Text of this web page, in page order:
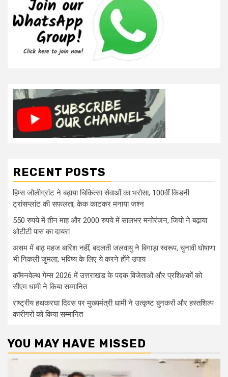
RECENT POSTS
हिम्स जौलीग्रांट ने बढ़ाया चिकित्सा सेवाओं का भरोसा, 100वीं किडनी
ट्रांसप्लांट की सफलता, केक काटकर मनाया जश्न
550 रुपये में तीन माह और 2000 रुपये में सालभर मनोरंजन, जियो ने बढ़ाया
ओटीटी पास का दायरा
असम में बाढ़ महज बारिश नहीं, बदलती जलवायु ने बिगाड़ा स्वरूप, चुनावी घोषाणा
भी निकली जुमला, भविष्य के लिए ये करने होंगे उपाय
कॉमनवेल्थ गेम्स 2026 में उत्तराखंड के पदक विजेताओं और प्रशिक्षकों को
सीएम धामी ने किया सम्मानित
राष्ट्रीय हथकरघा दिवस पर मुख्यमंत्री धामी ने उत्कृष्ट बुनकरों और हस्तशिल्प
कारीगरों को किया सम्मानित
YOU MAY HAVE MISSED